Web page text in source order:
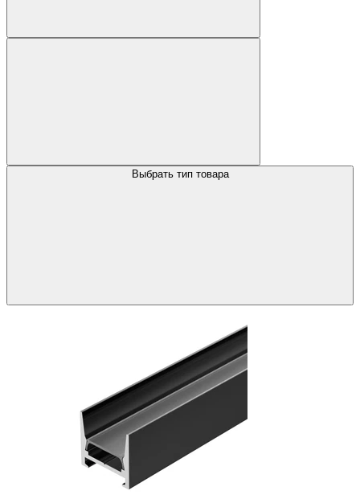
Выбрать тип товара